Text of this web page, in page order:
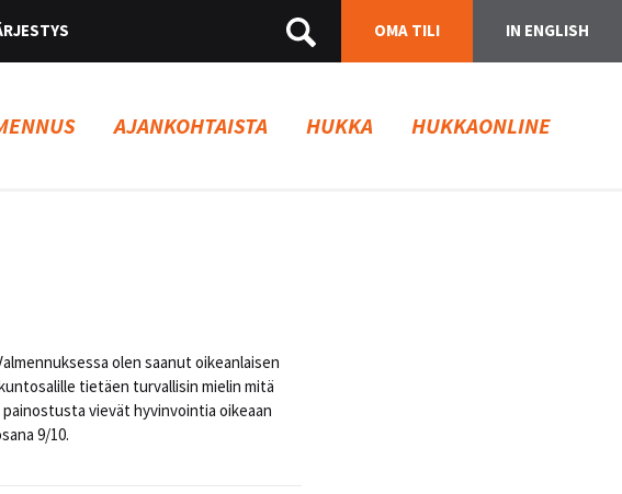
OMA TILI IN ENGLISH
AJANKOHTAISTA HUKKA HUKKAONLINE
olen saanut oikeanlaisen
tietäen turvallisin mielin mitä
vievät hyvinvointia oikeaan
9/10.